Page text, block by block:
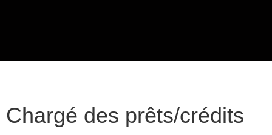
Chargé des prêts/crédits